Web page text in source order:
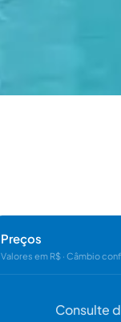
Preços
Valores em R$ · Câmbio
Consulte